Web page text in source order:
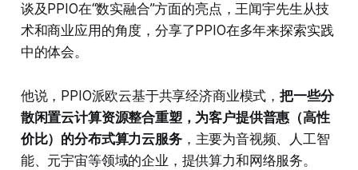
谈及PPIO在“数实融合”方面的亮点，王闻宇先生从技
术和商业应用的角度，分享了PPIO在多年来探索实践
中的体会。
他说，PPIO派欧云基于共享经济商业模式，把一些分
散闲置云计算资源整合重塑，为客户提供普惠（高性
价比）的分布式算力云服务，主要为音视频、人工智
能、元宇宙等领域的企业，提供算力和网络服务。